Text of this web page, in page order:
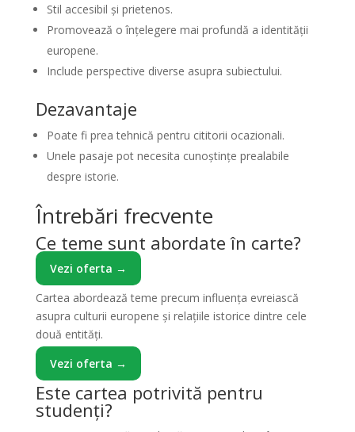
Stil accesibil și prietenos.
Promovează o înțelegere mai profundă a identității
europene.
Include perspective diverse asupra subiectului.
Dezavantaje
Poate fi prea tehnică pentru cititorii ocazionali.
Unele pasaje pot necesita cunoștințe prealabile
despre istorie.
Întrebări frecvente
Ce teme sunt abordate în carte?
Vezi oferta →
Cartea abordează teme precum influența evreiască
asupra culturii europene și relațiile istorice dintre cele
două entități.
Vezi oferta →
Este cartea potrivită pentru
studenți?